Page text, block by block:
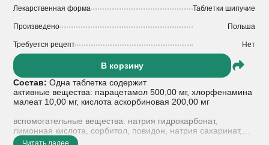
Лекарственная форма Таблетки шипучие
Произведено Польша
Требуется рецепт Нет
В корзину
Состав: Одна таблетка содержит
активные вещества: парацетамол 500,00 мг, хлорфенамина
малеат 10,00 мг, кислота аскорбиновая 200,00 мг
вспомогательные вещества: натрия гидрокарбонат,
лимонная кислота, сорбитол, повидон, натрия сахаринат,
натрия карбонат, макрогол, натрия лаурилсульфат,
Читать далее